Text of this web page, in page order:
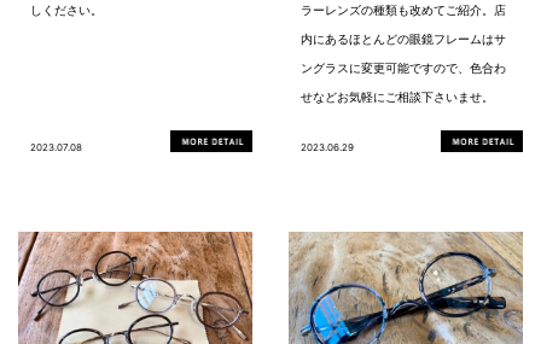
しください。
2023.07.08
ラーレンズの種類も改めてご紹介。店
内にあるほとんどの眼鏡フレームはサ
ングラスに変更可能ですので、色合わ
せなどお気軽にご相談下さいませ。
2023.06.29